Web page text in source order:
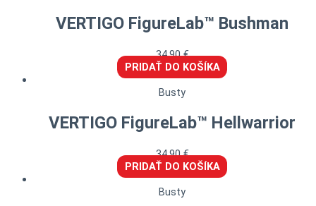
VERTIGO FigureLab™ Bushman
34,90€
PRIDAŤ DO KOŠÍKA
Busty
VERTIGO FigureLab™ Hellwarrior
34,90€
PRIDAŤ DO KOŠÍKA
Busty